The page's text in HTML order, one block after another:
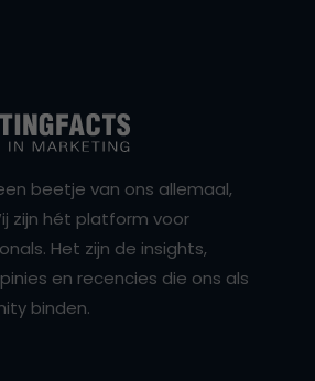
beetje van ons allemaal,
zijn hét platform voor
Het zijn de insights,
en recencies die ons als
binden.